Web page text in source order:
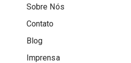
Sobre Nós
Contato
Blog
Imprensa